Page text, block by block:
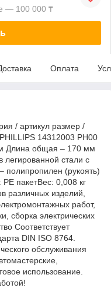
— 100 000 ₸
Оплата
/ артикул размер /
14312003 PH00
Длина общая – 170 мм
стали с
полипропилен (рукоять)
пакетВес: 0,008 кг
различных изделий,
работ,
сборка электрических
Соответствует
DIN ISO 8764.
обслуживания
использование.